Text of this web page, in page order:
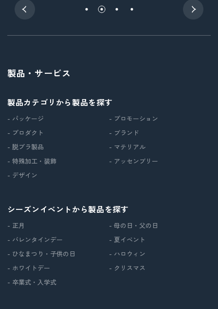
製品・サービス
製品カテゴリから製品を探す
- パッケージ
- プロダクト
- 脱プラ製品
- 特殊加工・装飾
- デザイン
- プロモーション
- ブランド
- マテリアル
- アッセンブリー
シーズンイベントから製品を探す
- 正月
- バレンタインデー
- ひなまつり・子供の日
- ホワイトデー
- 卒業式・入学式
- 母の日・父の日
- 夏イベント
- ハロウィン
- クリスマス